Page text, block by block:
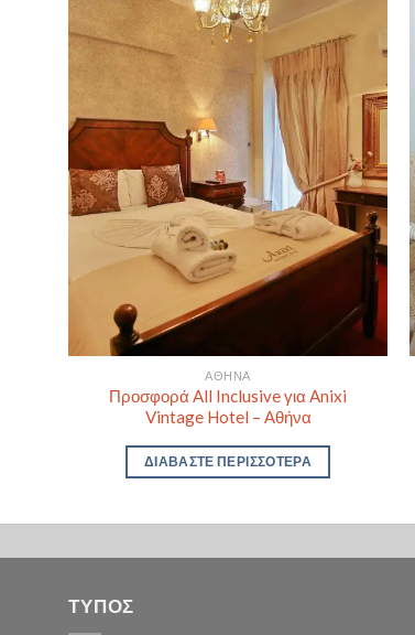
ΑΘΉΝΑ
Προσφορά All Inclusive για Anixi
Vintage Hotel – Αθήνα
ΔΙΑΒΆΣΤΕ ΠΕΡΙΣΣΌΤΕΡΑ
ΤΥΠΟΣ